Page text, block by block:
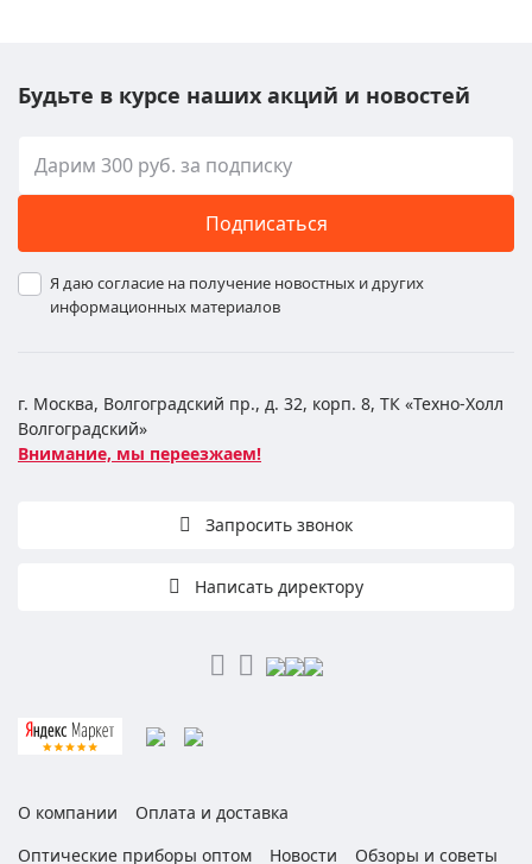
Будьте в курсе наших акций и новостей
Подписаться
Я даю согласие на получение новостных и других
информационных материалов
г. Москва, Волгоградский пр., д. 32, корп. 8, ТК «Техно-Холл
Волгоградский»
Внимание, мы переезжаем!
Запросить звонок
Написать директору
О компании
Оплата и доставка
Оптические приборы оптом
Новости Обзоры и советы